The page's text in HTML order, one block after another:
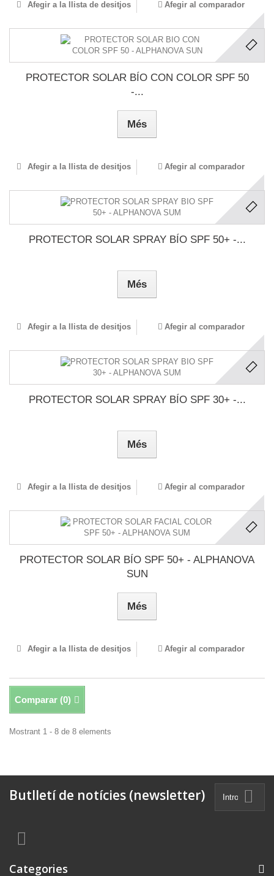
Afegir a la llista de desitjos Afegir al comparador
PROTECTOR SOLAR BÍO CON COLOR SPF 50
-...
Més
Afegir a la llista de desitjos Afegir al comparador
PROTECTOR SOLAR SPRAY BÍO SPF 50+ -...
Més
Afegir a la llista de desitjos Afegir al comparador
PROTECTOR SOLAR SPRAY BÍO SPF 30+ -...
Més
Afegir a la llista de desitjos Afegir al comparador
PROTECTOR SOLAR BÍO SPF 50+ - ALPHANOVA
SUN
Més
Afegir a la llista de desitjos Afegir al comparador
Comparar (0)
Mostrant 1 - 8 de 8 elements
Butlletí de notícies (newsletter)
Categories